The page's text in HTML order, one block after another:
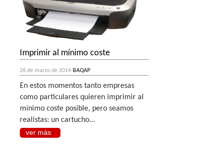
Imprimir al mínimo coste
26 de marzo de 2014- BAQAP
En estos momentos tanto empresas
como particulares quieren imprimir al
mínimo coste posible, pero seamos
realistas: un cartucho...
ver más